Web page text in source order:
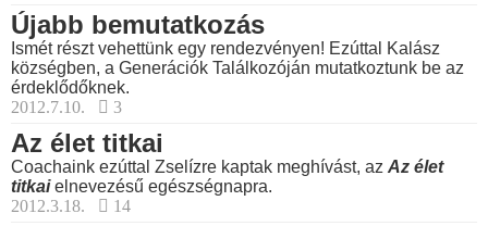
Újabb bemutatkozás
Ismét részt vehettünk egy rendezvényen! Ezúttal Kalász
községben, a Generációk Találkozóján mutatkoztunk be az
érdeklődőknek.
2012.7.10.
3
Az élet titkai
Coachaink ezúttal Zselízre kaptak meghívást, az Az élet
titkaielnevezésű egészségnapra.
2012.3.18.
14